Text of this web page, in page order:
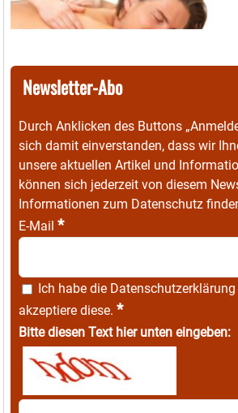
Newsletter-Abo
Durch Anklicken des Buttons
sich damit einverstanden, dass wir
unsere aktuellen Artikel und
können sich jederzeit von diesem
Informationen zum Datenschutz
E-Mail *
Ich habe die Datenschutzerklärung
akzeptiere diese. *
Bitte diesen Text hier unten eingeben: